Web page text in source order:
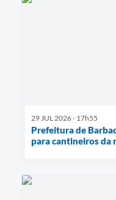
29 JUL 2026 - 17h55
Prefeitura de
para cantineiros da